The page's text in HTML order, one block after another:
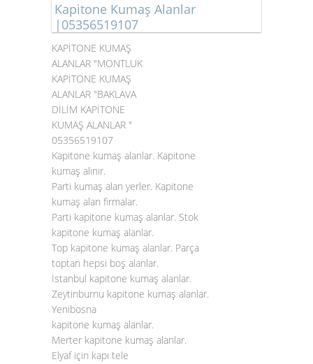
Kapitone Kumaş Alanlar
|05356519107
KAPİTONE KUMAŞ
ALANLAR "MONTLUK
KAPİTONE KUMAŞ
ALANLAR "BAKLAVA
DİLİM KAPİTONE
KUMAŞ ALANLAR "
05356519107
Kapitone kumaş alanlar. Kapitone
kumaş alınır.
Parti kumaş alan yerler. Kapitone
kumaş alan firmalar.
Parti kapitone kumaş alanlar. Stok
kapitone kumaş alanlar.
Top kapitone kumaş alanlar. Parça
toptan hepsi boş alanlar.
İstanbul kapitone kumaş alanlar.
Zeytinburnu kapitone kumaş alanlar.
Yenibosna
kapitone kumaş alanlar.
Merter kapitone kumaş alanlar.
Elyaf için kapı tele